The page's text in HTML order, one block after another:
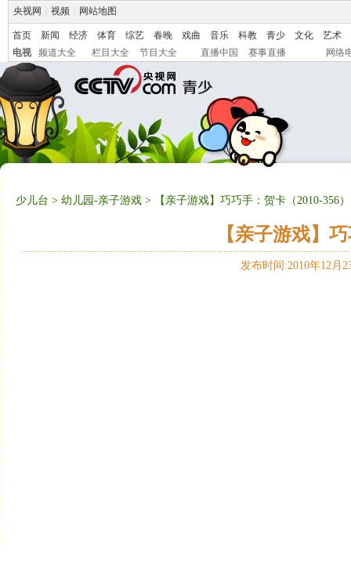
央视网 视频 网站地图
首页 新闻 经济 体育 综艺 春晚 戏曲 音乐 科教 青少 文化
艺术
电视
频道大全 栏目大全 节目大全 直播中国 赛事直播 网络
少儿台 > 幼儿园-亲子游戏 > 【亲子游戏】巧巧手：贺卡（2010-356）
【亲子游戏】
发布时间:2010年12月